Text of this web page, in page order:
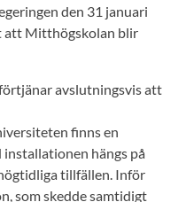
den 31 januari
att Mitthögskolan blir
avslutningsvis att
finns en
installationen hängs på
tillfällen. Inför
som skedde samtidigt